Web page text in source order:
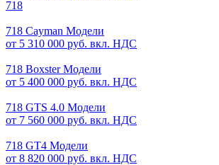
718
718 Cayman Модели
от 5 310 000 руб. вкл. НДС
718 Boxster Модели
от 5 400 000 руб. вкл. НДС
718 GTS 4.0 Модели
от 7 560 000 руб. вкл. НДС
718 GT4 Модели
от 8 820 000 руб. вкл. НДС